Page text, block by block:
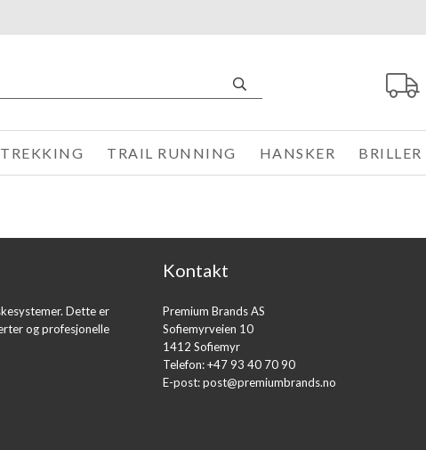
TREKKING TRAIL RUNNING HANSKER BRILLER
Dette er
og profesjonelle
Kontakt
Premium Brands AS
Sofiemyrveien 10
1412 Sofiemyr
Telefon: +47 93 40 70 90
E-post:post@premiumbrands.no